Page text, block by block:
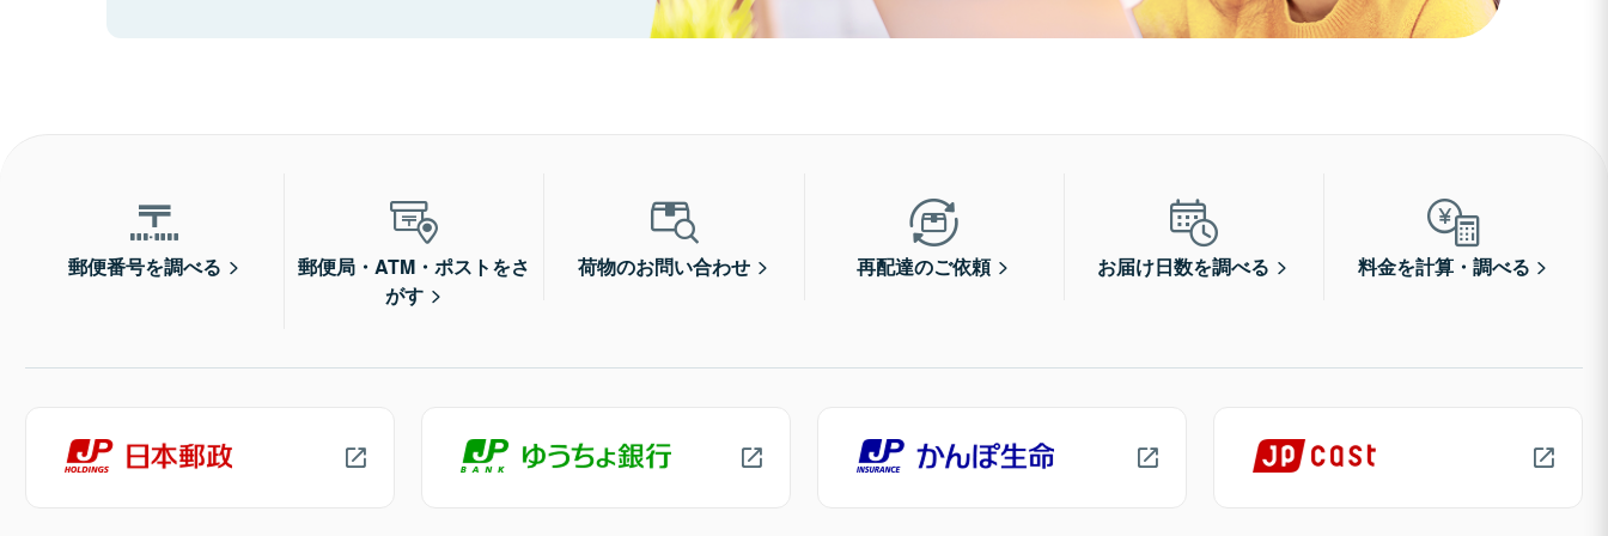
郵便番号を調べる
郵便局・ATM・ポストをさ
がす
荷物のお問い合わせ 再配達のご依頼 お届け日数を調べる 料金を計算・調べる